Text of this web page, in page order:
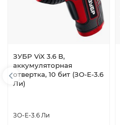
ЗУБР ViX 3.6 В,
аккумуляторная
отвертка, 10 бит (ЗО-Е-3.6
Ли)
ЗО-Е-3.6 Ли